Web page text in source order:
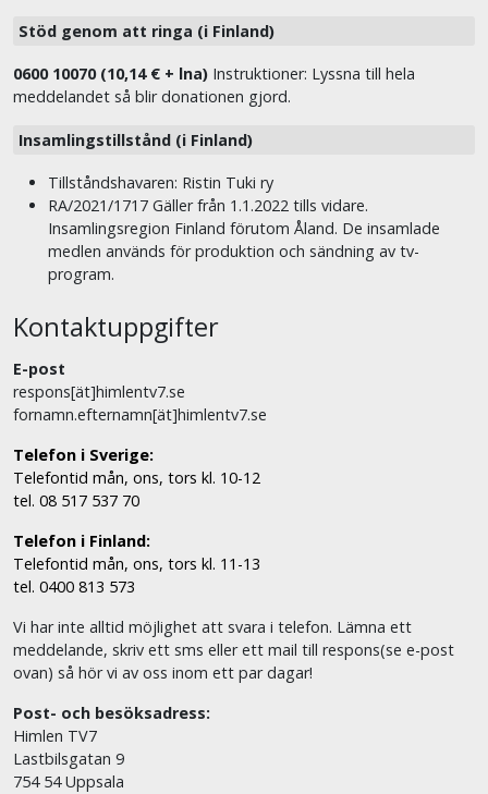
Stöd genom att ringa (i Finland)
0600 10070 (10,14 € + lna) Instruktioner: Lyssna till hela
meddelandet så blir donationen gjord.
Insamlingstillstånd (i Finland)
Tillståndshavaren: Ristin Tuki ry
RA/2021/1717 Gäller från 1.1.2022 tills vidare.
Insamlingsregion Finland förutom Åland. De insamlade
medlen används för produktion och sändning av tv-
program.
Kontaktuppgifter
E-post
respons[ät]himlentv7.se
fornamn.efternamn[ät]himlentv7.se
Telefon i Sverige:
Telefontid mån, ons, tors kl. 10-12
tel. 08 517 537 70
Telefon i Finland:
Telefontid mån, ons, tors kl. 11-13
tel. 0400 813 573
Vi har inte alltid möjlighet att svara i telefon. Lämna ett
meddelande, skriv ett sms eller ett mail till respons(se e-post
ovan) så hör vi av oss inom ett par dagar!
Post- och besöksadress:
Himlen TV7
Lastbilsgatan 9
754 54 Uppsala